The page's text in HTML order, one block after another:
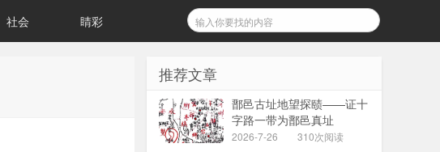
社会 睛彩
推荐文章
鄑邑古址地望探赜——证十
字路一带为鄑邑真址
2026-7-26 310次阅读